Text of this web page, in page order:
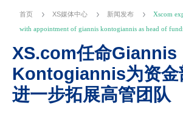
首页 XS媒体中心 新闻发布
Xscom
with appointment of giannis kontogiannis as head of
XS.com任命Giannis
Kontogiannis为资金
进一步拓展高管团队